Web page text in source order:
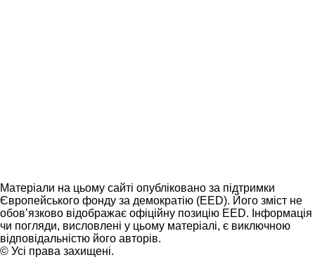
Матеріали на цьому сайті опубліковано за підтримки
Європейського фонду за демократію (EED). Його зміст не
обов’язково відображає офіційну позицію EED. Інформація
чи погляди, висловлені у цьому матеріалі, є виключною
відповідальністю його авторів.
© Усі права захищені.